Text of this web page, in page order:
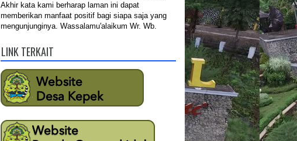
Akhir kata kami berharap laman ini dapat
memberikan manfaat positif bagi siapa saja yang
mengunjunginya. Wassalamu'alaikum Wr. Wb.
LINK TERKAIT